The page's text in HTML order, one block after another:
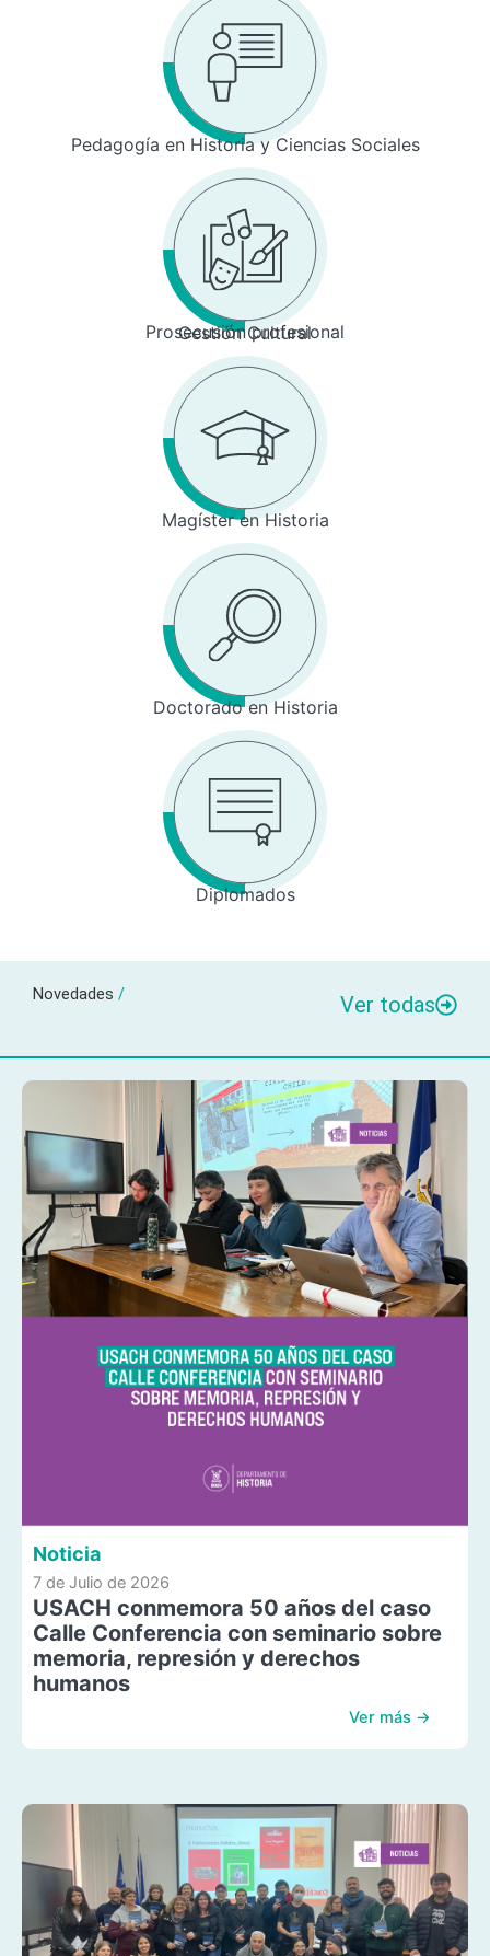
Pedagogía en Historia y Ciencias Sociales
Prosecusión profesional
Gestión Cultural
Magíster en Historia
Doctorado en Historia
Diplomados
Novedades / Ver todas
Noticia
7 de Julio de 2026
USACH conmemora 50 años del caso
Calle Conferencia con seminario sobre
memoria, represión y derechos
humanos
Ver más →